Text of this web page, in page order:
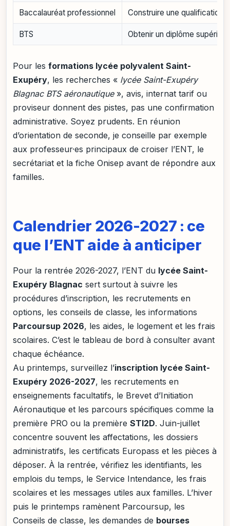
Baccalauréat professionnel Construire une qualification
BTS Obtenir un diplôme
Pour les formations lycée polyvalent Saint-
Exupéry, les recherches « lycée Saint-Exupéry
Blagnac BTS aéronautique», avis, internat tarif ou
proviseur donnent des pistes, pas une confirmation
administrative. Soyez prudents. En réunion
d’orientation de seconde, je conseille par exemple
aux professeur·es principaux de croiser l’ENT, le
secrétariat et la fiche Onisep avant de répondre aux
familles.
Calendrier 2026-2027 : ce
que l’ENT aide à anticiper
Pour la rentrée 2026-2027, l’ENT du lycée Saint-
Exupéry Blagnac sert surtout à suivre les
procédures d’inscription, les recrutements en
options, les conseils de classe, les informations
Parcoursup 2026, les aides, le logement et les frais
scolaires. C’est le tableau de bord à consulter avant
chaque échéance.
Au printemps, surveillez l’inscription lycée Saint-
Exupéry 2026-2027, les recrutements en
enseignements facultatifs, le Brevet d’Initiation
Aéronautique et les parcours spécifiques comme la
première PRO ou la première STI2D. Juin-juillet
concentre souvent les affectations, les dossiers
administratifs, les certificats Europass et les pièces à
déposer. À la rentrée, vérifiez les identifiants, les
emplois du temps, le Service Intendance, les frais
scolaires et les messages utiles aux familles. L’hiver
puis le printemps ramènent Parcoursup, les
Conseils de classe, les demandes de bourses